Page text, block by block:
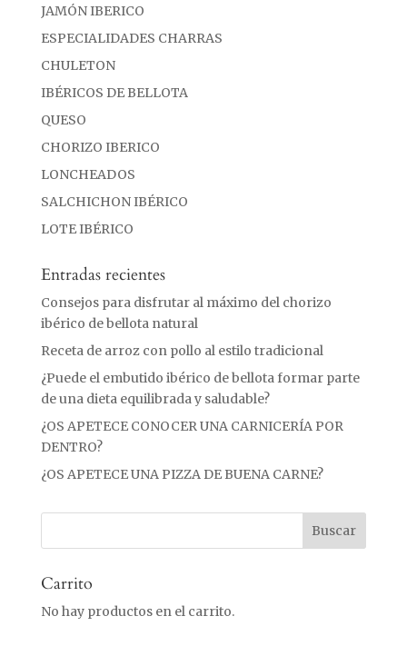
JAMÓN IBERICO
ESPECIALIDADES CHARRAS
CHULETON
IBÉRICOS DE BELLOTA
QUESO
CHORIZO IBERICO
LONCHEADOS
SALCHICHON IBÉRICO
LOTE IBÉRICO
Entradas recientes
Consejos para disfrutar al máximo del chorizo
ibérico de bellota natural
Receta de arroz con pollo al estilo tradicional
¿Puede el embutido ibérico de bellota formar parte
de una dieta equilibrada y saludable?
¿OS APETECE CONOCER UNA CARNICERÍA POR
DENTRO?
¿OS APETECE UNA PIZZA DE BUENA CARNE?
Carrito
No hay productos en el carrito.